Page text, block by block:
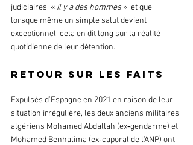
judiciaires, « il y a des hommes », et que
lorsque même un simple salut devient
exceptionnel, cela en dit long sur la réalité
quotidienne de leur détention.
Retour sur les faits
Expulsés d’Espagne en 2021 en raison de leur
situation irrégulière, les deux anciens militaires
algériens Mohamed Abdallah (ex‑gendarme) et
Mohamed Benhalima (ex‑caporal de l’ANP) ont